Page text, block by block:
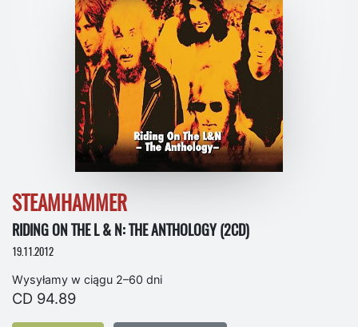
STEAMHAMMER
RIDING ON THE L & N: THE ANTHOLOGY (2CD)
19.11.2012
Wysyłamy w ciągu 2–60 dni
CD 94.89